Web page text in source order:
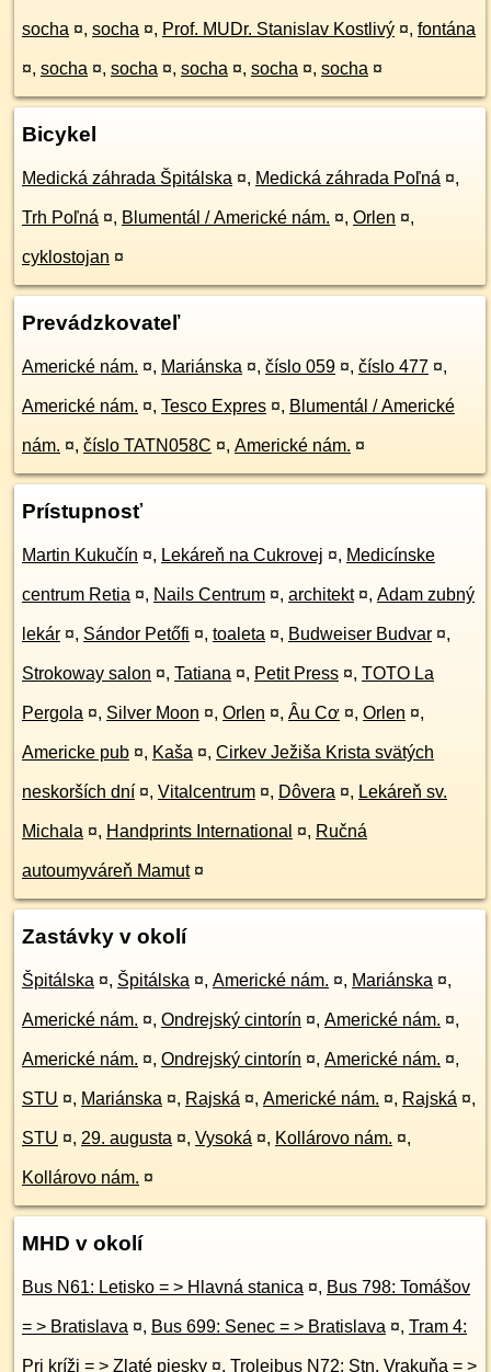
socha ¤, socha ¤, Prof. MUDr. Stanislav Kostlivý ¤, fontána
¤, socha ¤, socha ¤, socha ¤, socha ¤, socha ¤
Bicykel
Medická záhrada Špitálska ¤, Medická záhrada Poľná ¤,
Trh Poľná ¤, Blumentál / Americké nám. ¤, Orlen ¤,
cyklostojan ¤
Prevádzkovateľ
Americké nám. ¤, Mariánska ¤, číslo 059 ¤, číslo 477 ¤,
Americké nám. ¤, Tesco Expres ¤, Blumentál / Americké
nám. ¤, číslo TATN058C ¤, Americké nám. ¤
Prístupnosť
Martin Kukučín ¤, Lekáreň na Cukrovej ¤, Medicínske
centrum Retia ¤, Nails Centrum ¤, architekt ¤, Adam zubný
lekár ¤, Sándor Petőfi ¤, toaleta ¤, Budweiser Budvar ¤,
Strokoway salon ¤, Tatiana ¤, Petit Press ¤, TOTO La
Pergola ¤, Silver Moon ¤, Orlen ¤, Âu Cơ ¤, Orlen ¤,
Americke pub ¤, Kaša ¤, Cirkev Ježiša Krista svätých
neskorších dní ¤, Vitalcentrum ¤, Dôvera ¤, Lekáreň sv.
Michala ¤, Handprints International ¤, Ručná
autoumyváreň Mamut ¤
Zastávky v okolí
Špitálska ¤, Špitálska ¤, Americké nám. ¤, Mariánska ¤,
Americké nám. ¤, Ondrejský cintorín ¤, Americké nám. ¤,
Americké nám. ¤, Ondrejský cintorín ¤, Americké nám. ¤,
STU ¤, Mariánska ¤, Rajská ¤, Americké nám. ¤, Rajská ¤,
STU ¤, 29. augusta ¤, Vysoká ¤, Kollárovo nám. ¤,
Kollárovo nám. ¤
MHD v okolí
Bus N61: Letisko = > Hlavná stanica ¤, Bus 798: Tomášov
= > Bratislava ¤, Bus 699: Senec = > Bratislava ¤, Tram 4:
Pri kríži = > Zlaté piesky ¤, Trolejbus N72: Stn. Vrakuňa = >